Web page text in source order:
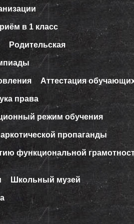
в 1 класс
Родительская
Аттестация
права
режим обучения
пропаганды
функциональной
Школьный музей